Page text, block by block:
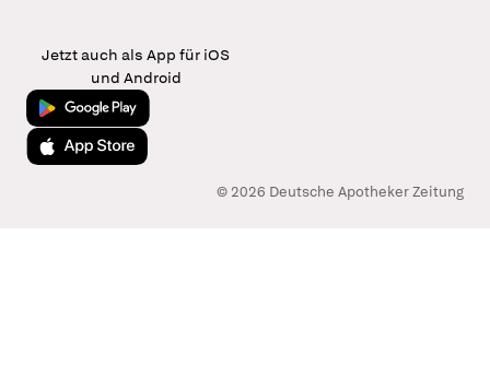
Jetzt auch als App für iOS
und Android
Jetzt bei Google Play
Laden im App Store
© 2026 Deutsche Apotheker Zeitung